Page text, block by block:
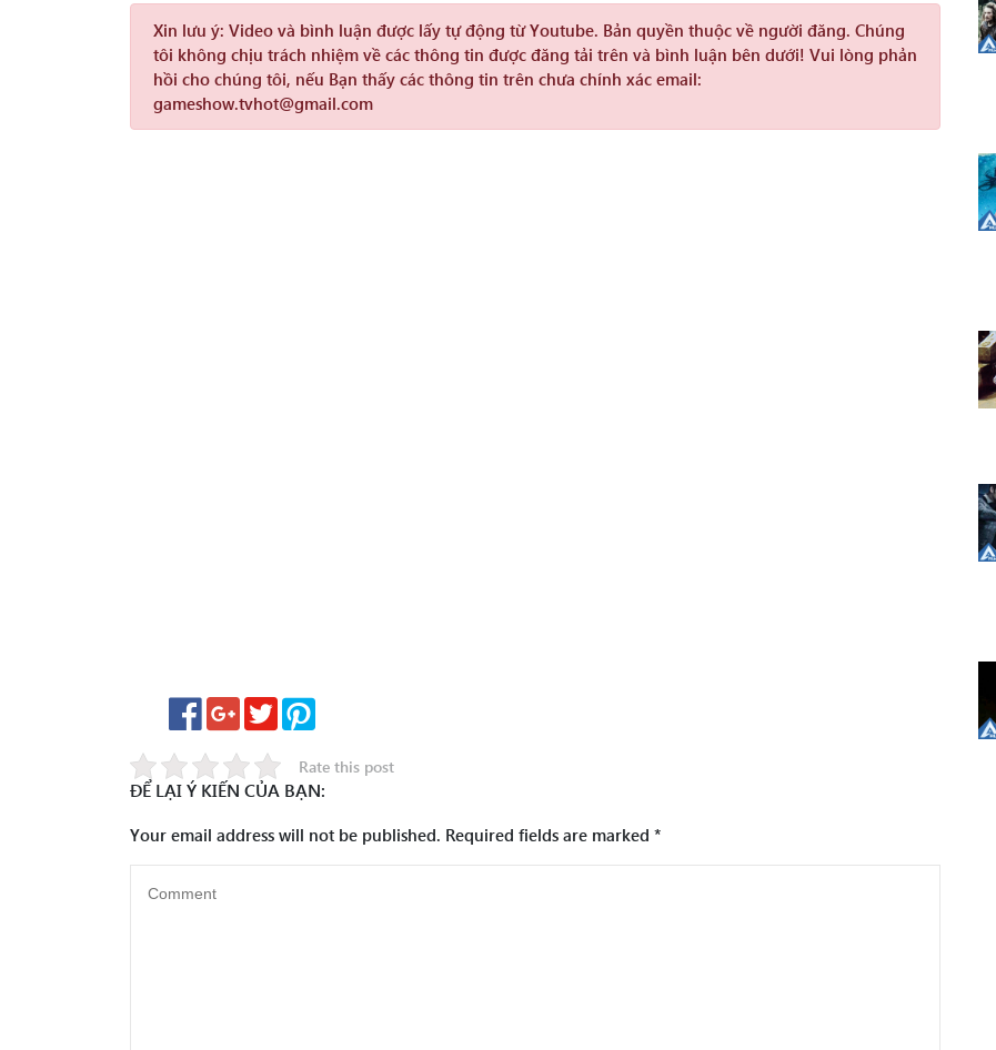
Xin lưu ý: Video và bình luận được lấy tự động từ Youtube. Bản quyền thuộc về người đăng. Chúng
tôi không chịu trách nhiệm về các thông tin được đăng tải trên và bình luận bên dưới! Vui lòng phản
hồi cho chúng tôi, nếu Bạn thấy các thông tin trên chưa chính xác email:
gameshow.tvhot@gmail.com
Rate this post
ĐỂ LẠI Ý KIẾN CỦA BẠN:
Your email address will not be published. Required fields are marked *